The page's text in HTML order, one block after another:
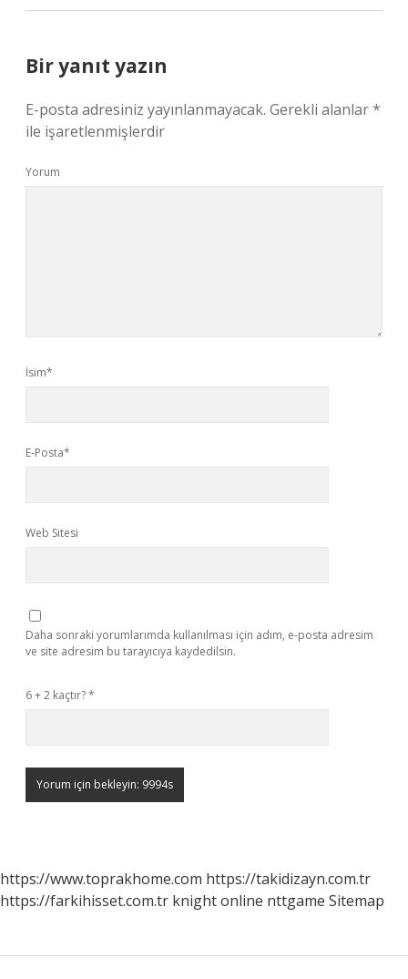
Bir yanıt yazın
E-posta adresiniz yayınlanmayacak. Gerekli alanlar*
ile işaretlenmişlerdir
Yorum
İsim*
E-Posta*
Web Sitesi
Daha sonraki yorumlarımda kullanılması için adım, e-posta adresim
ve site adresim bu tarayıcıya kaydedilsin.
6 + 2 kaçtır?*
https://www.toprakhome.com https://takidizayn.com.tr
https://farkihisset.com.tr knight online nttgame Sitemap